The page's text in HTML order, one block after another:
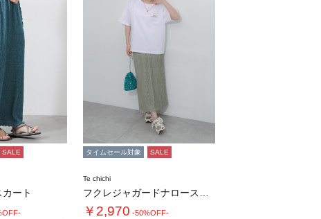
SALE
ート
タイムセール対象 SALE
Te chichi
￥2,970 -50%OFF-